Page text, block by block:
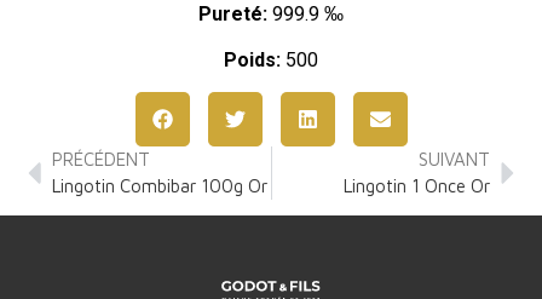
Pureté: 999.9 ‰
Poids: 500
PRÉCÉDENT
Lingotin Combibar 100g Or
SUIVANT
Lingotin 1 Once Or